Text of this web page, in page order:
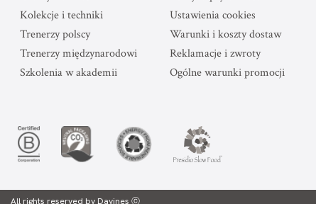
Kolekcje i techniki
Trenerzy polscy
Trenerzy międzynarodowi
Szkolenia w akademii
Ustawienia cookies
Warunki i koszty dostaw
Reklamacje i zwroty
Ogólne warunki promocji
All rights reserved by Davines ⓒ